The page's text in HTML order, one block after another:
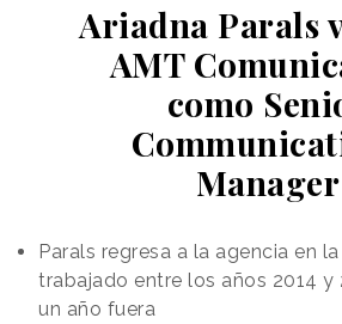
Ariadna Parals
AMT
como
Manager
Parals regresa a la agencia en
trabajado entre los años 2014 y
un año fuera